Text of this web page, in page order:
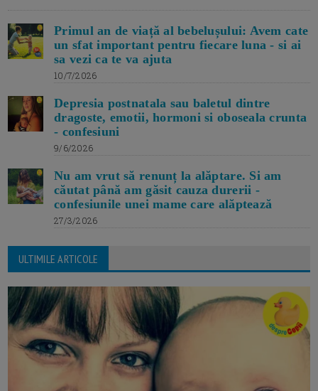
Primul an de viață al bebelușului: Avem cate
un sfat important pentru fiecare luna - si ai
sa vezi ca te va ajuta
10/7/2026
Depresia postnatala sau baletul dintre
dragoste, emotii, hormoni si oboseala crunta
- confesiuni
9/6/2026
Nu am vrut să renunț la alăptare. Si am
căutat până am găsit cauza durerii -
confesiunile unei mame care alăptează
27/3/2026
ULTIMILE ARTICOLE